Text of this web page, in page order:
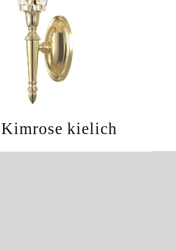
kielich